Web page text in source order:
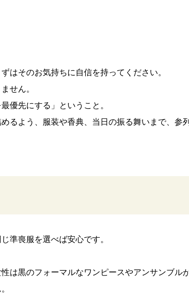
はそのお気持ちに自信を持ってください。
せん。
優先にする」ということ。
るよう、服装や香典、当日の振る舞いまで、参列
準喪服を選べば安心です。
は黒のフォーマルなワンピースやアンサンブル